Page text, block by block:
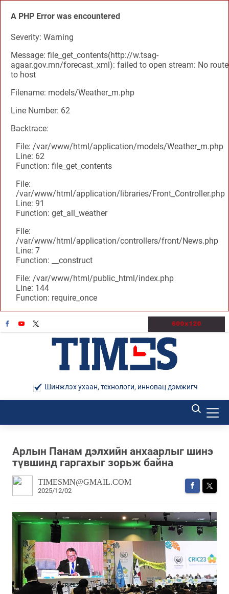
A PHP Error was encountered
Severity: Warning
Message: file_get_contents(http://w.tsag-
agaar.gov.mn/forecast_xml): failed to open stream: No route
to host
Filename: models/Weather_m.php
Line Number: 62
Backtrace:
File: /var/www/html/application/models/Weather_m.php
Line: 62
Function: file_get_contents
File:
/var/www/html/application/libraries/Front_Controller.php
Line: 91
Function: get_all_weather
File:
/var/www/html/application/controllers/front/News.php
Line: 7
Function: __construct
File: /var/www/html/public_html/index.php
Line: 144
Function: require_once
Шинжлэх ухаан, технологи, инновац дэмжигч
Арлын Панам дэлхийн анхаарлыг шинэ
түвшинд гаргахыг зорьж байна
TIMESMN@GMAIL.COM
2025/12/02